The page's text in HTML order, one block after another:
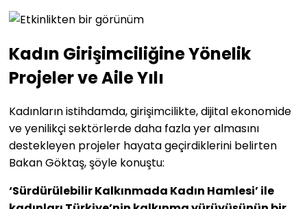
Kadın Girişimciliğine Yönelik
Projeler ve Aile Yılı
Kadınların istihdamda, girişimcilikte, dijital ekonomide
ve yenilikçi sektörlerde daha fazla yer almasını
destekleyen projeler hayata geçirdiklerini belirten
Bakan Göktaş, şöyle konuştu:
‘Sürdürülebilir Kalkınmada Kadın Hamlesi’ ile